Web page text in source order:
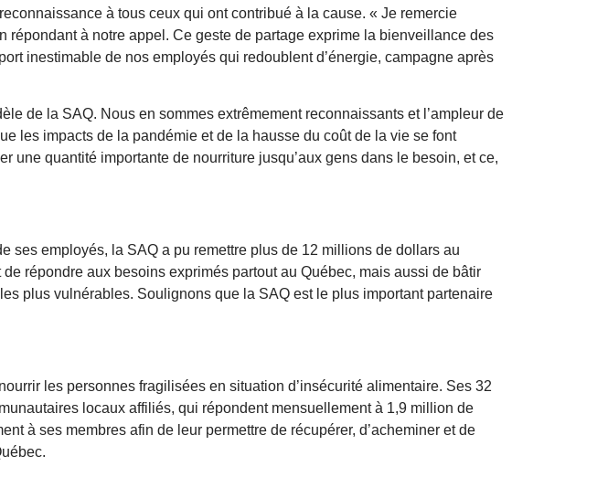
à tous ceux qui ont contribué à la cause. « Je remercie
à notre appel. Ce geste de partage exprime la bienveillance des
inestimable de nos employés qui redoublent d’énergie, campagne après
de la SAQ. Nous en sommes extrêmement reconnaissants et l’ampleur de
les impacts de la pandémie et de la hausse du coût de la vie se font
quantité importante de nourriture jusqu’aux gens dans le besoin, et ce,
ses employés, la SAQ a pu remettre plus de 12 millions de dollars au
répondre aux besoins exprimés partout au Québec, mais aussi de bâtir
plus vulnérables. Soulignons que la SAQ est le plus important partenaire
les personnes fragilisées en situation d’insécurité alimentaire. Ses 32
locaux affiliés, qui répondent mensuellement à 1,9 million de
à ses membres afin de leur permettre de récupérer, d’acheminer et de